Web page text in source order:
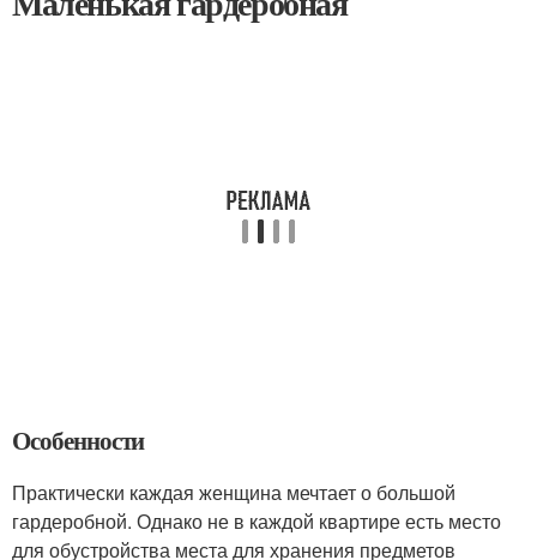
Особенности
Практически каждая женщина мечтает о большой
гардеробной. Однако не в каждой квартире есть место
для обустройства места для хранения предметов